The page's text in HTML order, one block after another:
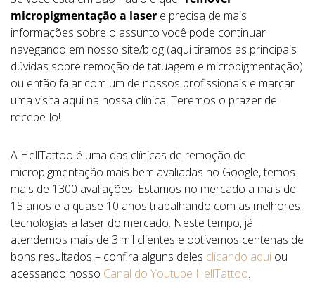
micropigmentação a laser e precisa de mais
informações sobre o assunto você pode continuar
navegando em nosso site/blog (aqui tiramos as principais
dúvidas sobre remoção de tatuagem e micropigmentação)
ou então falar com um de nossos profissionais e marcar
uma visita aqui na nossa clínica. Teremos o prazer de
recebe-lo!
A HellTattoo é uma das clínicas de remoção de
micropigmentação mais bem avaliadas no Google, temos
mais de 1300 avaliações. Estamos no mercado a mais de
15 anos e a quase 10 anos trabalhando com as melhores
tecnologias a laser do mercado. Neste tempo, já
atendemos mais de 3 mil clientes e obtivemos centenas de
bons resultados – confira alguns deles clicando aqui ou
acessando nosso Canal do Youtube HellTattoo.